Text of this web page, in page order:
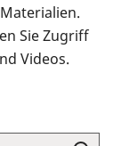
Sie Zugriff
Videos.